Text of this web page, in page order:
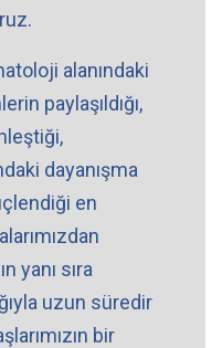
alanındaki
paylaşıldığı,
dayanışma
en
yanı sıra
uzun süredir
bir